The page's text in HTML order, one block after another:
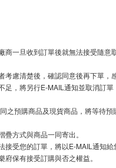
一旦收到訂單後就無法接受隨
慮清楚後，確認同意後再下單，
，將另行E-MAIL通知並取消訂
之預購商品及現貨商品，將等待
方式與商品一同寄出。
受您的訂單，將以E-MAIL通知給
保有接受訂購與否之權益。